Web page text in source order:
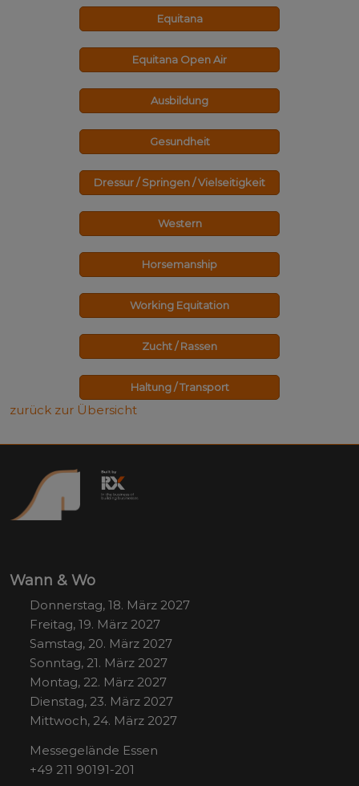
Equitana
Equitana Open Air
Ausbildung
Gesundheit
Dressur / Springen / Vielseitigkeit
Western
Horsemanship
Working Equitation
Zucht / Rassen
Haltung / Transport
zurück zur Übersicht
Wann & Wo
Donnerstag, 18. März 2027
Freitag, 19. März 2027
Samstag, 20. März 2027
Sonntag, 21. März 2027
Montag, 22. März 2027
Dienstag, 23. März 2027
Mittwoch, 24. März 2027
Messegelände Essen
+49 211 90191-201